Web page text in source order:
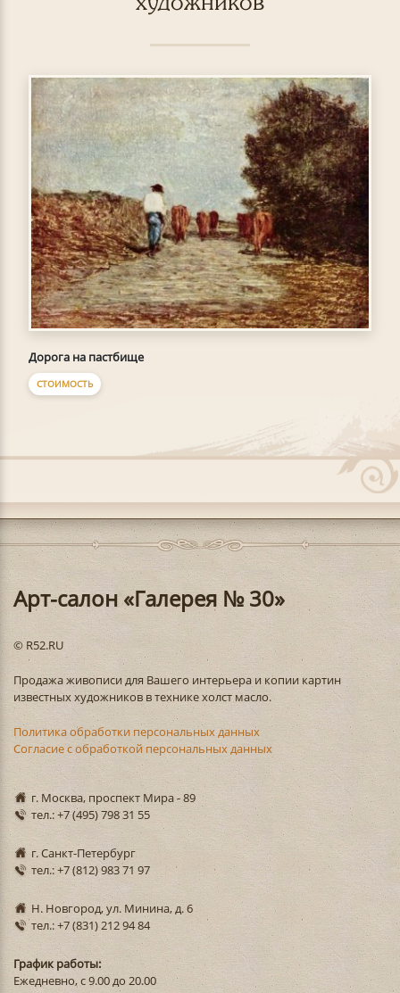
Дорога на пастбище
СТОИМОСТЬ
Арт-салон «Галерея № 30»
© R52.RU
Продажа живописи для Вашего интерьера и копии картин
известных художников в технике холст масло.
Политика обработки персональных данных
Согласие с обработкой персональных данных
г. Москва, проспект Мира - 89
тел.: +7 (495) 798 31 55
г. Санкт-Петербург
тел.: +7 (812) 983 71 97
Н. Новгород, ул. Минина, д. 6
тел.: +7 (831) 212 94 84
График работы:
Ежедневно, с 9.00 до 20.00